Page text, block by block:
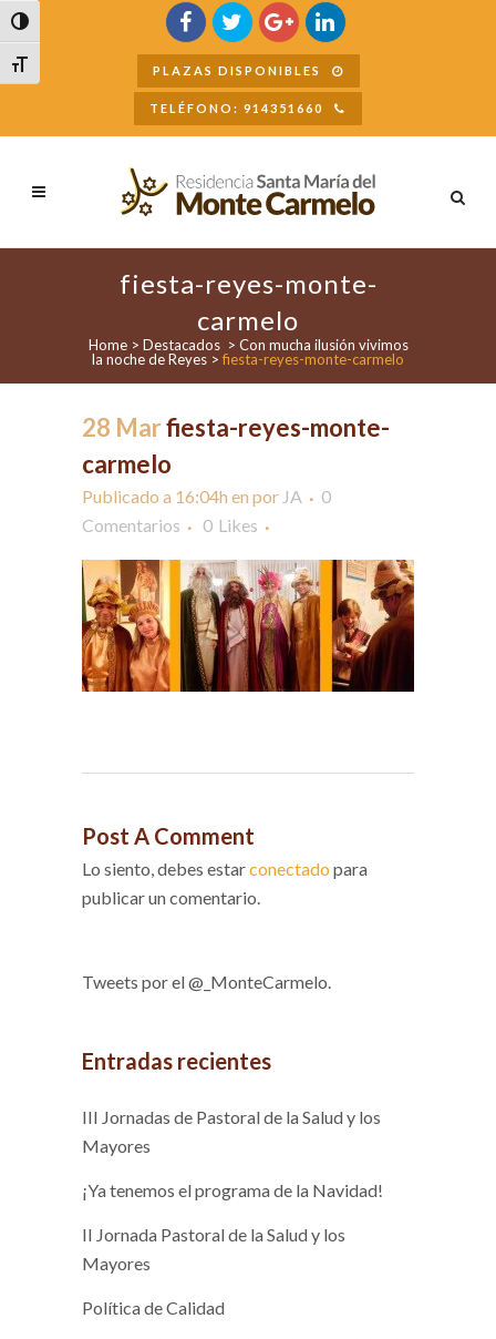
Alternar alto contraste
Alternar tamaño de letra
Buscar
PLAZAS DISPONIBLES
TELÉFONO: 914351660
fiesta-reyes-monte-
carmelo
Home> Destacados > Con mucha ilusión vivimos
la noche de Reyes > fiesta-reyes-monte-carmelo
28 Marfiesta-reyes-monte-
carmelo
Publicado a 16:04h en por JA
0
Comentarios
0 Likes
Post A Comment
Lo siento, debes estarconectado para
publicar un comentario.
Tweets por el @_MonteCarmelo.
Entradas recientes
III Jornadas de Pastoral de la Salud y los
Mayores
¡Ya tenemos el programa de la Navidad!
II Jornada Pastoral de la Salud y los
Mayores
Política de Calidad